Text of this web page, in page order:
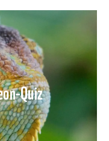
Quiz